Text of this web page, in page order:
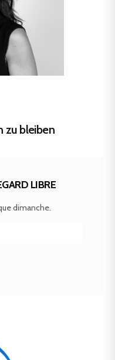
zu bleiben
LIBRE
dimanche.